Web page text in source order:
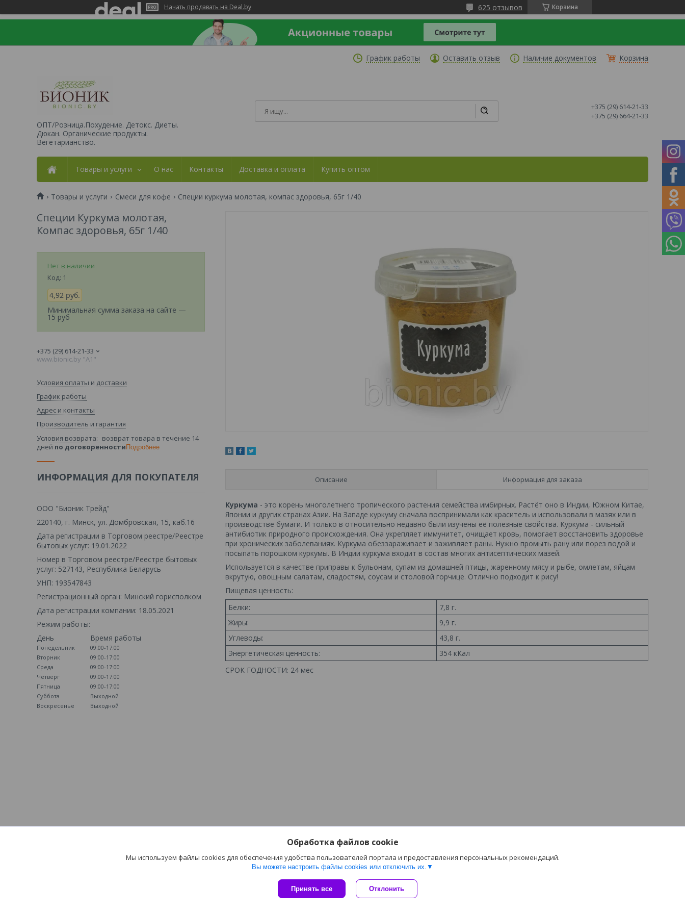
Начать продавать на Deal.by Корзина
625 отзывов
График работы Оставить отзыв Наличие документов Корзина
ОПТ/Розница.Похудение. Детокс. Диеты.
Дюкан. Органические продукты.
Вегетарианство.
+375 (29) 614-21-33
+375 (29) 664-21-33
Товары и услуги О нас Контакты Доставка и оплата Купить оптом
Товары и услуги Смеси для кофе Специи куркума молотая, компас здоровья, 65г 1/40
Описание Информация для заказа
Куркума - это корень многолетнего тропического растения семейства имбирных. Растёт оно в Индии, Южном Китае,
Японии и других странах Азии. На Западе куркуму сначала воспринимали как краситель и использовали в мазях или в
производстве бумаги. И только в относительно недавно были изучены её полезные свойства. Куркума - сильный
антибиотик природного происхождения. Она укрепляет иммунитет, очищает кровь, помогает восстановить здоровье
при хронических заболеваниях. Куркума обеззараживает и заживляет раны. Нужно промыть рану или порез водой и
посыпать порошком куркумы. В Индии куркума входит в состав многих антисептических мазей.
Используется в качестве приправы к бульонам, супам из домашней птицы, жаренному мясу и рыбе, омлетам, яйцам
вкрутую, овощным салатам, сладостям, соусам и столовой горчице. Отлично подходит к рису!
Пищевая ценность:
Белки:
7,8 г.
Жиры:
9,9 г.
Углеводы:
43,8 г.
Энергетическая ценность:
354 кКал
СРОК ГОДНОСТИ: 24 мес
Специи Куркума молотая,
Компас здоровья, 65г 1/40
Нет в наличии
Код: 1
4,92 руб.
Минимальная сумма заказа на сайте —
15 руб
+375 (29) 614-21-33
www.bionic.by "А1"
Условия оплаты и доставки
График работы
Адрес и контакты
Производитель и гарантия
возврат товара в течение 14
дней по договоренности Подробнее
ИНФОРМАЦИЯ ДЛЯ ПОКУПАТЕЛЯ
ООО "Бионик Трейд"
220140, г. Минск, ул. Домбровская, 15, каб.16
Дата регистрации в Торговом реестре/Реестре
бытовых услуг: 19.01.2022
Номер в Торговом реестре/Реестре бытовых
услуг: 527143, Республика Беларусь
УНП: 193547843
Регистрационный орган: Минский горисполком
Дата регистрации компании: 18.05.2021
Режим работы:
День
Время работы
Понедельник
09:00-17:00
Вторник
09:00-17:00
Среда
09:00-17:00
Четверг
09:00-17:00
Пятница
09:00-17:00
Суббота
Выходной
Воскресенье
Выходной
Сайт создан на платформе Deal.by
Политика обработки файлов cookies
Обработка файлов cookie
Мы используем файлы cookies для обеспечения удобства пользователей портала и предоставления персональных рекомендаций.
Вы можете настроить файлы cookies или отключить их.
Принять все Отклонить